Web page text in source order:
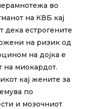
во
на КВБ кај
дека естрогените
на ризик од
на дојка е
на миокардот.
кај жените за
по
и мозочниот